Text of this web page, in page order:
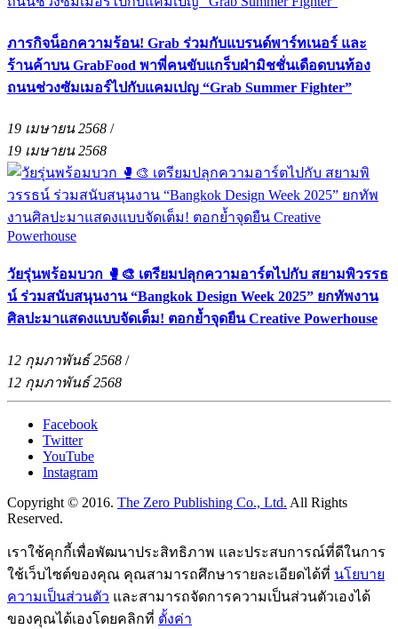
ภารกิจน็อกความร้อน! Grab ร่วมกับแบรนด์พาร์ทเนอร์ และ
ร้านค้าบน GrabFood พาพี่คนขับแกร็บฝ่ามิชชั่นเดือดบนท้อง
ถนนช่วงซัมเมอร์ไปกับแคมเปญ “Grab Summer Fighter”
19 เมษายน 2568 /
19 เมษายน 2568
วัยรุ่นพร้อมบวก 🥊🎨 เตรียมปลุกความอาร์ตไปกับ สยามพิวรรธ
น์ ร่วมสนับสนุนงาน “Bangkok Design Week 2025” ยกทัพงาน
ศิลปะมาแสดงแบบจัดเต็ม! ตอกย้ำจุดยืน Creative Powerhouse
12 กุมภาพันธ์ 2568 /
12 กุมภาพันธ์ 2568
Facebook
Twitter
YouTube
Instagram
Copyright © 2016. The Zero Publishing Co., Ltd. All Rights
Reserved.
เราใช้คุกกี้เพื่อพัฒนาประสิทธิภาพ และประสบการณ์ที่ดีในการ
ใช้เว็บไซต์ของคุณ คุณสามารถศึกษารายละเอียดได้ที่ นโยบาย
ความเป็นส่วนตัว และสามารถจัดการความเป็นส่วนตัวเองได้
ของคุณได้เองโดยคลิกที่ ตั้งค่า